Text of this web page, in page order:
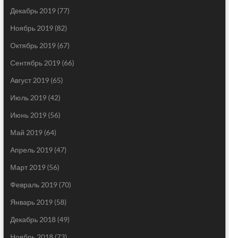
Декабрь 2019(77)
Ноябрь 2019(82)
Октябрь 2019(67)
Сентябрь 2019(66)
Август 2019(65)
Июль 2019(42)
Июнь 2019(56)
Май 2019(64)
Апрель 2019(47)
Март 2019(56)
Февраль 2019(70)
Январь 2019(58)
Декабрь 2018(49)